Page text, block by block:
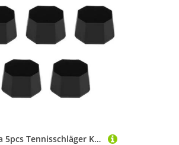
Limtula 5pcs Tennisschläger Kunststoff Endabdeckung Ersatz Tennis But Back Deckbedeckungen Endkappen Beschützer Einfach Für Racquetball Zu Verwenden